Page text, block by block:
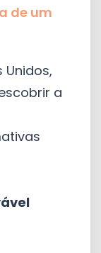
de um
Unidos,
a